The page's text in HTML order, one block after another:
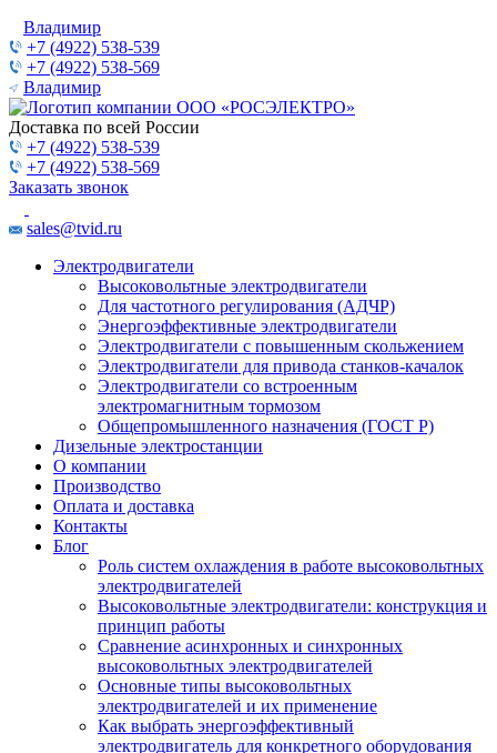
Владимир
+7 (4922) 538-539
+7 (4922) 538-569
Владимир
Доставка по всей России
+7 (4922) 538-539
+7 (4922) 538-569
Заказать звонок
sales@tvid.ru
Электродвигатели
Высоковольтные электродвигатели
Для частотного регулирования (АДЧР)
Энергоэффективные электродвигатели
Электродвигатели с повышенным скольжением
Электродвигатели для привода станков-качалок
Электродвигатели со встроенным
электромагнитным тормозом
Общепромышленного назначения (ГОСТ Р)
Дизельные электростанции
О компании
Производство
Оплата и доставка
Контакты
Блог
Роль систем охлаждения в работе высоковольтных
электродвигателей
Высоковольтные электродвигатели: конструкция и
принцип работы
Сравнение асинхронных и синхронных
высоковольтных электродвигателей
Основные типы высоковольтных
электродвигателей и их применение
Как выбрать энергоэффективный
электродвигатель для конкретного оборудования